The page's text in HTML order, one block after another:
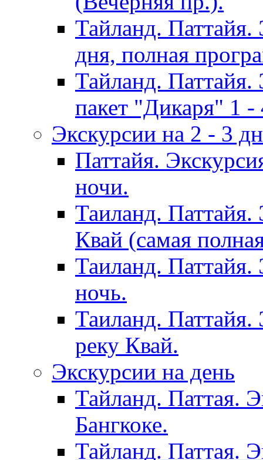
Тайланд. Паттайя.
дня, полная
Тайланд. Паттайя.
пакет "Дикаря" 1 -
Экскурсии на 2 - 3
Паттайя.
ночи.
Таиланд. Паттайя.
Квай (самая
Таиланд.
ночь.
Таиланд. Паттайя.
реку Квай.
Экскурсии на день
Тайланд. Паттая.
Бангкоке.
Тайланд. Паттая.